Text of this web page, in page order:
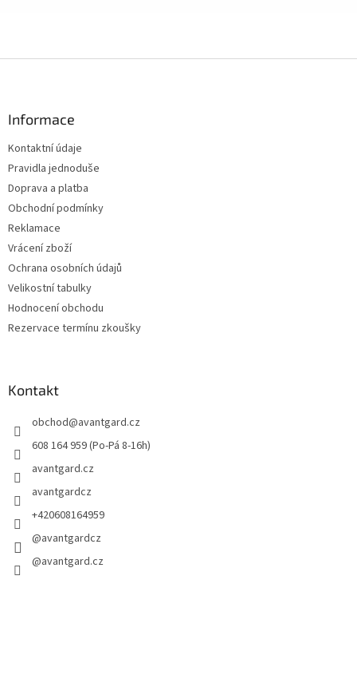
Informace
Kontaktní údaje
Pravidla jednoduše
Doprava a platba
Obchodní podmínky
Reklamace
Vrácení zboží
Ochrana osobních údajů
Velikostní tabulky
Hodnocení obchodu
Rezervace termínu zkoušky
Kontakt
obchod@avantgard.cz
608 164 959 (Po-Pá 8-16h)
avantgard.cz
avantgardcz
+420608164959
@avantgardcz
@avantgard.cz